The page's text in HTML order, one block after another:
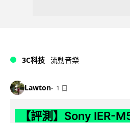
3C科技 流動音樂
Lawton 1 日
【評測】Sony IER-